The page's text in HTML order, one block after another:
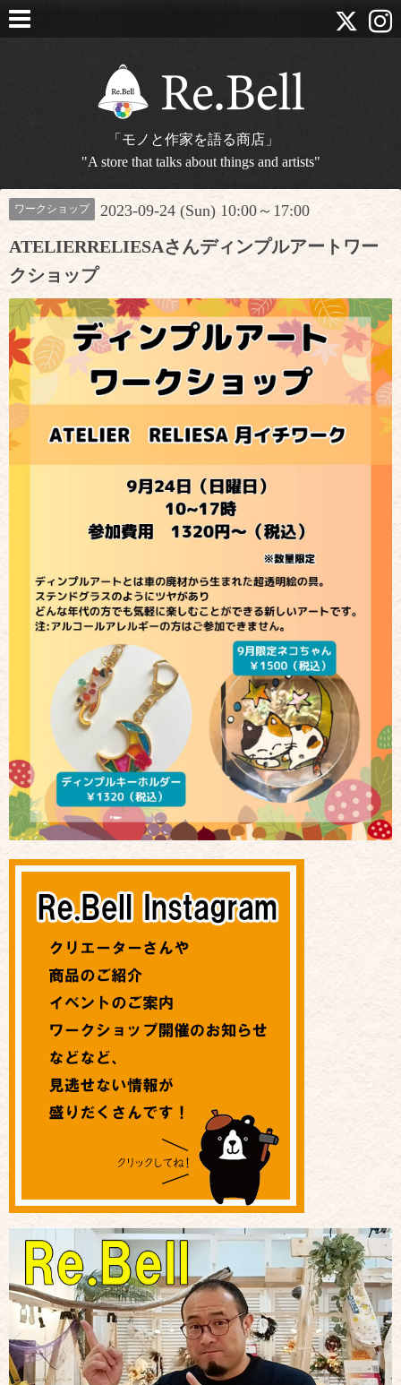
「モノと作家を語る商店」
"A store that talks about things and artists"
ワークショップ 2023-09-24 (Sun) 10:00～17:00
ATELIERRELIESAさんディンプルアートワー
クショップ